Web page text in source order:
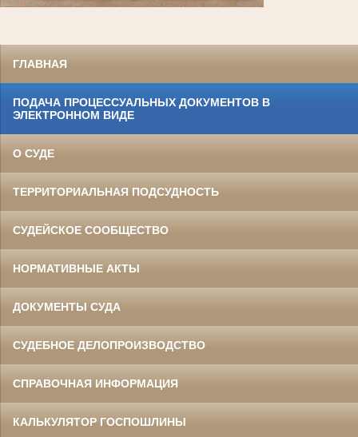
ГЛАВНАЯ
ПОДАЧА ПРОЦЕССУАЛЬНЫХ ДОКУМЕНТОВ В
ЭЛЕКТРОННОМ ВИДЕ
О СУДЕ
ТЕРРИТОРИАЛЬНАЯ ПОДСУДНОСТЬ
СУДЕЙСКОЕ СООБЩЕСТВО
НОРМАТИВНЫЕ АКТЫ
ДОКУМЕНТЫ СУДА
СУДЕБНОЕ ДЕЛОПРОИЗВОДСТВО
СПРАВОЧНАЯ ИНФОРМАЦИЯ
КАЛЬКУЛЯТОР ГОСПОШЛИНЫ